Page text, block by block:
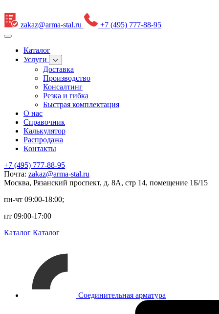
zakaz@arma-stal.ru +7 (495) 777-88-95
Каталог
Услуги
Доставка
Производство
Консалтинг
Резка и гибка
Быстрая комплектация
О нас
Справочник
Калькулятор
Распродажа
Контакты
+7 (495) 777-88-95
Почта: zakaz@arma-stal.ru
Москва, Рязанский проспект, д. 8А, стр 14, помещение 1Б/15
пн-чт 09:00-18:00;
пт 09:00-17:00
Каталог Каталог
Соединительная арматура